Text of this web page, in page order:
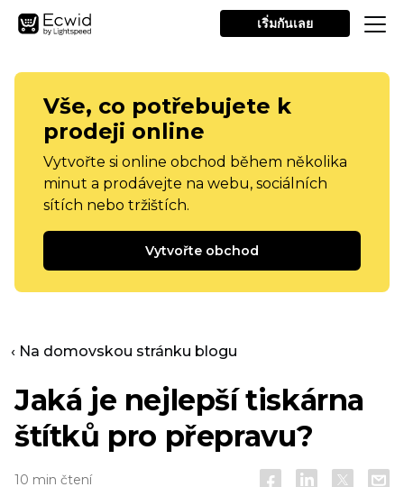
เริ่มกันเลย
Vše, co potřebujete k
prodeji online
Vytvořte si online obchod během několika
minut a prodávejte na webu, sociálních
sítích nebo tržištích.
Vytvořte obchod
‹ Na domovskou stránku blogu
Jaká je nejlepší tiskárna
štítků pro přepravu?
10 min čtení